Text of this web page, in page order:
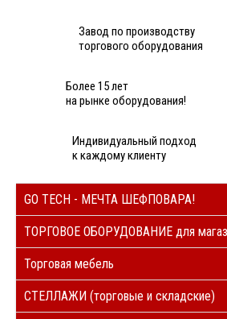
Завод по производству
торгового оборудования
Более 15 лет
на рынке оборудования!
Индивидуальный подход
к каждому клиенту
GO TECH - МЕЧТА ШЕФПОВАРА!
ТОРГОВОЕ ОБОРУДОВАНИЕ для
Торговая мебель
СТЕЛЛАЖИ (торговые и складские)